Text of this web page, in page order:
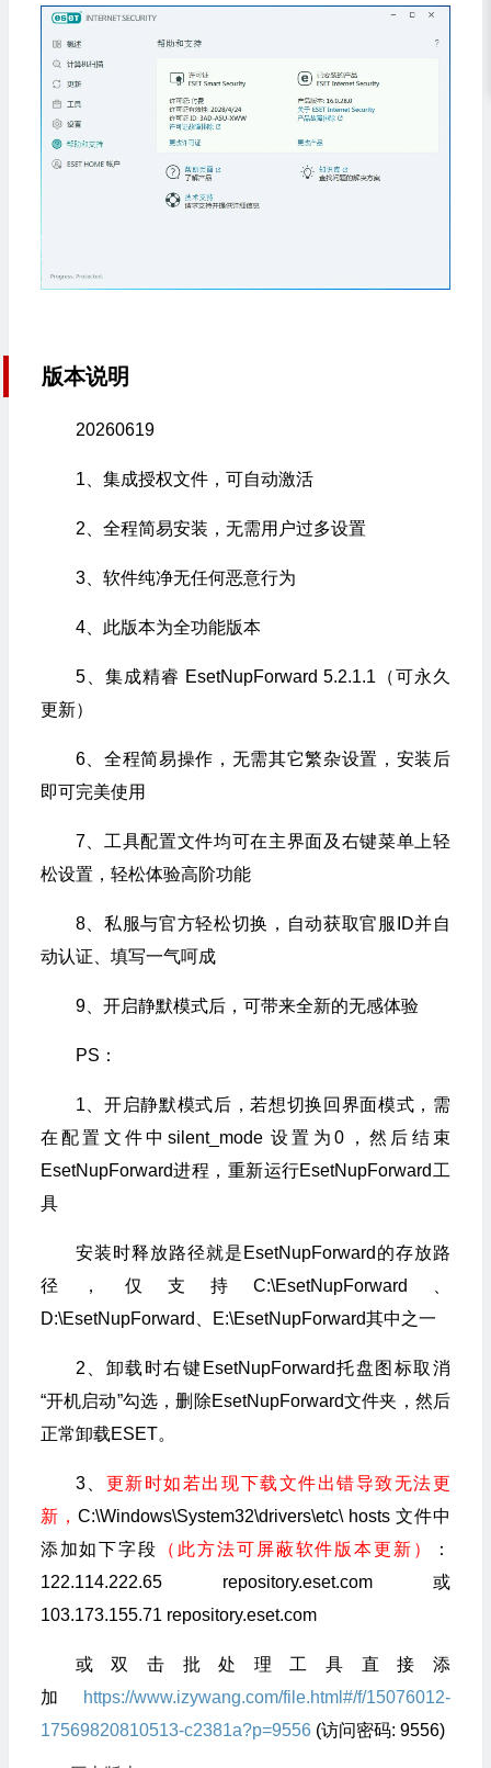
版本说明
20260619
1、集成授权文件，可自动激活
2、全程简易安装，无需用户过多设置
3、软件纯净无任何恶意行为
4、此版本为全功能版本
5、集成精睿 EsetNupForward 5.2.1.1（可永久
更新）
6、全程简易操作，无需其它繁杂设置，安装后
即可完美使用
7、工具配置文件均可在主界面及右键菜单上轻
松设置，轻松体验高阶功能
8、私服与官方轻松切换，自动获取官服ID并自
动认证、填写一气呵成
9、开启静默模式后，可带来全新的无感体验
PS：
1、开启静默模式后，若想切换回界面模式，需
在配置文件中silent_mode 设置为0，然后结束
EsetNupForward进程，重新运行EsetNupForward工
具
安装时释放路径就是EsetNupForward的存放路
径，仅支持C:\EsetNupForward、
D:\EsetNupForward、E:\EsetNupForward其中之一
2、卸载时右键EsetNupForward托盘图标取消
“开机启动”勾选，删除EsetNupForward文件夹，然后
正常卸载ESET。
3、 更新时如若出现下载文件出错导致无法更
新， C:\Windows\System32\drivers\etc\ hosts 文件中
添加如下字段
（此方法可屏蔽软件版本更新）
：
122.114.222.65 repository.eset.com 或
103.173.155.71 repository.eset.com
或双击批处理工具直接添
加
https://www.izywang.com/file.html#/f/15076012-
17569820810513-c2381a?p=9556 (访问密码: 9556)